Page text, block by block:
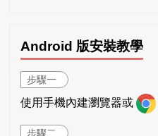
Android 版安裝教學
步驟一
使用手機內建瀏覽器或
步驟二